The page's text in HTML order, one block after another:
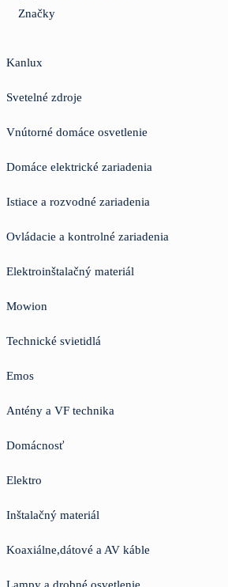
Značky
Kanlux
Svetelné zdroje
Vnútorné domáce osvetlenie
Domáce elektrické zariadenia
Istiace a rozvodné zariadenia
Ovládacie a kontrolné zariadenia
Elektroinštalačný materiál
Mowion
Technické svietidlá
Emos
Antény a VF technika
Domácnosť
Elektro
Inštalačný materiál
Koaxiálne,dátové a AV káble
Lampy a drobné osvetlenie